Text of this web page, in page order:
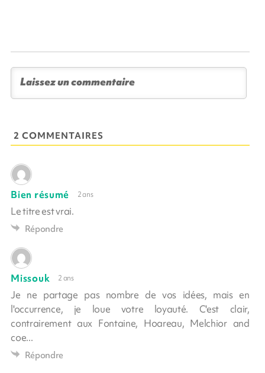
2 COMMENTAIRES
Bien résumé 2 ans
Le titre est vrai.
Répondre
Missouk 2 ans
Je ne partage pas nombre de vos idées, mais en
l'occurrence, je loue votre loyauté. C'est clair,
contrairement aux Fontaine, Hoareau, Melchior and
coe...
Répondre